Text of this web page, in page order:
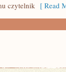
czytelnik [ Read